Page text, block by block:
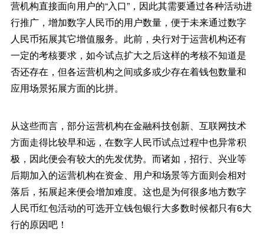
营机构直接面向用户的“入口”，因此其需要通过各种活动进
行推广，增加数字人民币的用户数量，便于未来通过数字
人民币拓展其它增值服务。此前，央行对于运营机构还有
一定的考核要求，如今试点扩大之后这样的考核不知道是
否还存在，但各运营机构之间或多或少存在着钱包数量和
应用场景拓展方面的比拼。
从这些而言，部分运营机构在金融科技创新、互联网技术
方面走得比较早和远，在数字人民币试点过程中也异常积
极，因此便会有较大的先发优势。而诸如，招行、兴业等
后期加入的运营机构在资金、用户和场景等方面则会相对
落后，拓展起来便会增加难度。这也是为何很多地方数字
人民币红包活动的可选开立钱包银行大多数时候都只有6大
行的原因吧！